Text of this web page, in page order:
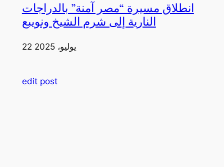
انطلاق مسيرة “مصر آمنة” بالدراجات
النارية إلى شرم الشيخ ونويبع
22 يوليو، 2025
edit post